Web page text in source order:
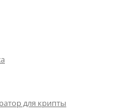
для крипты